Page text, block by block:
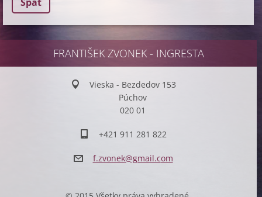
FRANTIŠEK ZVONEK - INGRESTA
Vieska - Bezdedov 153
Púchov
020 01
+421 911 281 822
f.zvonek@gmail.com